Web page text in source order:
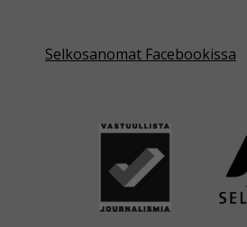
Selkosanomat Facebookissa